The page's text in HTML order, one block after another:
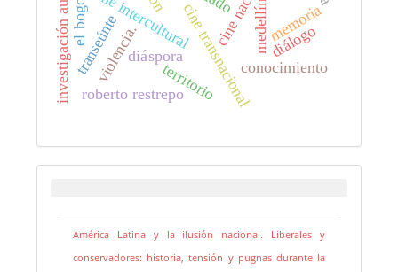
cine transnacional
diáspora
cine intercultural medellín
territorio
memoria
roberto restrepo
violencia. diálogo
conocimiento
transeúnte
América Latina y la ilusión nacional. Liberales y
conservadores: historia, tensión y pugnas durante la